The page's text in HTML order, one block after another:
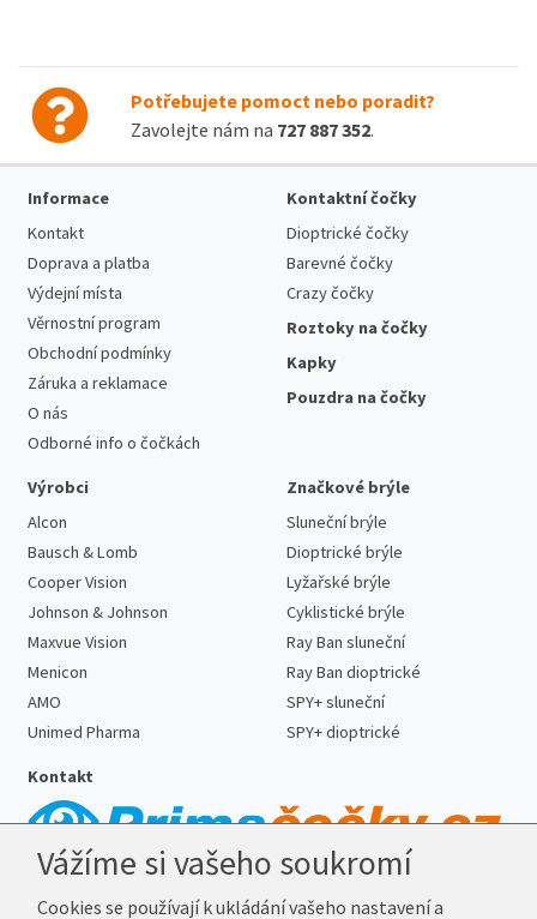
Potřebujete pomoct nebo poradit?
Zavolejte nám na 727 887 352.
Informace
Kontakt
Doprava a platba
Výdejní místa
Věrnostní program
Obchodní podmínky
Záruka a reklamace
O nás
Odborné info o čočkách
Kontaktní čočky
Dioptrické čočky
Barevné čočky
Crazy čočky
Roztoky na čočky
Kapky
Pouzdra na čočky
Výrobci
Alcon
Bausch & Lomb
Cooper Vision
Johnson & Johnson
Maxvue Vision
Menicon
AMO
Unimed Pharma
Značkové brýle
Sluneční brýle
Dioptrické brýle
Lyžařské brýle
Cyklistické brýle
Ray Ban sluneční
Ray Ban dioptrické
SPY+ sluneční
SPY+ dioptrické
Kontakt
E-mail:info@prima-cocky.cz
Vážíme si vašeho soukromí
Cookies se používají k ukládání vašeho nastavení a